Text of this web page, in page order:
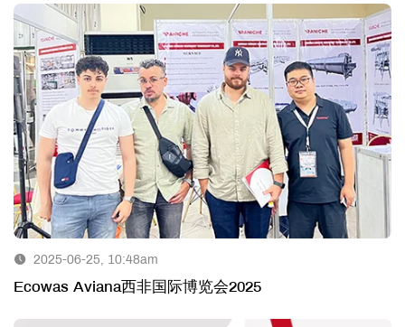
2025-06-25, 10:48am
Ecowas Aviana西非国际博览会2025